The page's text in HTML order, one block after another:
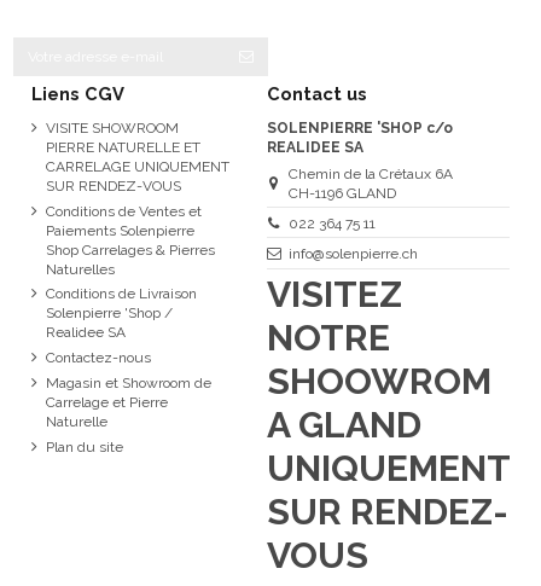
Liens CGV
VISITE SHOWROOM
PIERRE NATURELLE ET
CARRELAGE UNIQUEMENT
SUR RENDEZ-VOUS
Conditions de Ventes et
Paiements Solenpierre
Shop Carrelages & Pierres
Naturelles
Conditions de Livraison
Solenpierre 'Shop /
Realidee SA
Contactez-nous
Magasin et Showroom de
Carrelage et Pierre
Naturelle
Plan du site
Contact us
SOLENPIERRE 'SHOP c/o
REALIDEE SA
Chemin de la Crétaux 6A
CH-1196 GLAND
022 364 75 11
info@solenpierre.ch
VISITEZ
NOTRE
SHOOWROM
A GLAND
UNIQUEMENT
SUR RENDEZ-
VOUS